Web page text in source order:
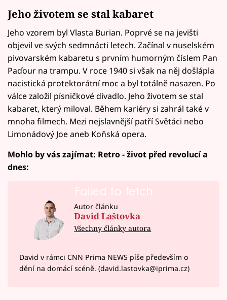
Jeho životem se stal kabaret
Jeho vzorem byl Vlasta Burian. Poprvé se na jevišti
objevil ve svých sedmnácti letech. Začínal v nuselském
pivovarském kabaretu s prvním humorným číslem Pan
Paďour na trampu. V roce 1940 si však na něj došlápla
nacistická protektorátní moc a byl totálně nasazen. Po
válce založil písničkové divadlo. Jeho životem se stal
kabaret, který miloval. Během kariéry si zahrál také v
mnoha filmech. Mezi nejslavnější patří Světáci nebo
Limonádový Joe aneb Koňská opera.
Mohlo by vás zajímat: Retro - život před revolucí a
dnes:
Failed to fetch
Autor článku
David Laštovka
Všechny články autora
David v rámci CNN Prima NEWS píše především o
dění na domácí scéně. (david.lastovka@iprima.cz)